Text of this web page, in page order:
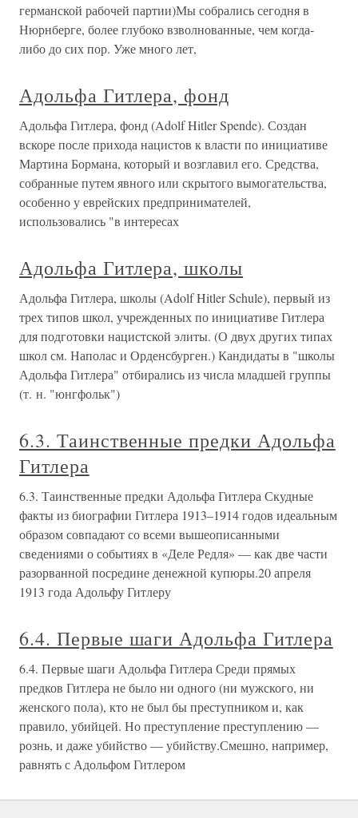
германской рабочей партии)Мы собрались сегодня в
Нюрнберге, более глубоко взволнованные, чем когда-
либо до сих пор. Уже много лет,
Адольфа Гитлера, фонд
Адольфа Гитлера, фонд (Adolf Hitler Spende). Создан
вскоре после прихода нацистов к власти по инициативе
Мартина Бормана, который и возглавил его. Средства,
собранные путем явного или скрытого вымогательства,
особенно у еврейских предпринимателей,
использовались "в интересах
Адольфа Гитлера, школы
Адольфа Гитлера, школы (Adolf Hitler Schule), первый из
трех типов школ, учрежденных по инициативе Гитлера
для подготовки нацистской элиты. (О двух других типах
школ см. Наполас и Орденсбурген.) Кандидаты в "школы
Адольфа Гитлера" отбирались из числа младшей группы
(т. н. "юнгфольк")
6.3. Таинственные предки Адольфа
Гитлера
6.3. Таинственные предки Адольфа Гитлера Скудные
факты из биографии Гитлера 1913–1914 годов идеальным
образом совпадают со всеми вышеописанными
сведениями о событиях в «Деле Редля» — как две части
разорванной посредине денежной купюры.20 апреля
1913 года Адольфу Гитлеру
6.4. Первые шаги Адольфа Гитлера
6.4. Первые шаги Адольфа Гитлера Среди прямых
предков Гитлера не было ни одного (ни мужского, ни
женского пола), кто не был бы преступником и, как
правило, убийцей. Но преступление преступлению —
рознь, и даже убийство — убийству.Смешно, например,
равнять с Адольфом Гитлером